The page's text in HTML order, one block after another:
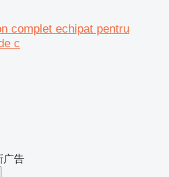
complet echipat pentru
c
广告